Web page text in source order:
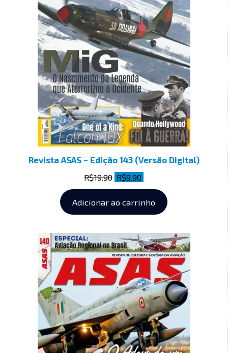
Revista ASAS – Edição 143 (Versão Digital)
R$19.90 R$9.90
Adicionar ao carrinho